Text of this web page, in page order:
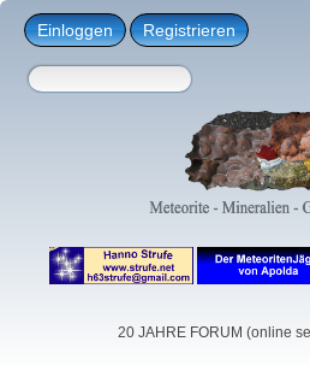
Einloggen Registrieren
20 JAHRE FORUM (online